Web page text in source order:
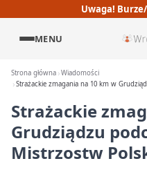
Uwaga!
MENU
Strona główna Wiadomości
Strażackie zmagania na 10 km w
Strażackie
Grudziądzu
Mistrzostw